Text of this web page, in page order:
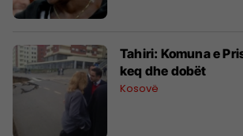
Tahiri: Komuna e
keq dhe dobët
Kosovë